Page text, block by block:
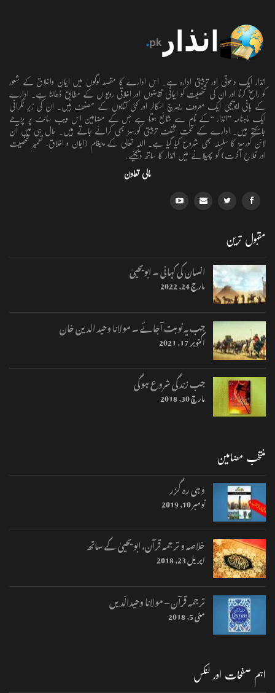
انذار ایک دعوتی اور تربیتی ادارہ ہے۔ اس ادارے کا مقصد لوگوں میں ایمان واخلاق کے شعور
کو راسخ کرنا اور ان کی شخصیت کو ایمانی تقاضوں اور اخلاقی رویو ں کے مطابق ڈھالنا ہے۔ ادارے
کے بانی ابویحییٰ ایک معروف ریسرچ اسکالر اور کئی کتابوں کے مصنف ہیں۔ ان کی زیر نگرانی
ایک ماہنامہ ’’انذار ‘‘کے نام سے شائع ہوتا ہے جس کے مضامین اس ویب سائٹ پر پڑھے
جاسکتے ہیں۔ ادارے کے تحت مختلف تربیتی کورسز بھی کرائے جاتے ہیں۔ حال ہی میں آن
لائن کورسز کا سلسلہ بھی شروع کیا گیا ہے۔ اللہ تعالٰی کے پیغام (ایمان و اخلاق، تعمیرِ شخصیت
اور فلاحِ آخرت) کو پھیلانے میں انذار کا ساتھ دیجئیے.
مالی تعاون
مقبول ترین
انسان کی کہانی ۔ ابویحییٰ
مارچ 24, 2022
جب یہ نوبت آجائے ۔ مولانا وحید الدین خان
اکتوبر 17, 2021
جب زندگی شروع ہوگی
مارچ 30, 2018
منتخب مضامین
وہی رہ گزر
نومبر 10, 2019
خلاصہ و ترجمہ قرآن، ابو یحییٰ کے ساتھ
اپریل 23, 2018
ترجمہ قرآن – مولانا وحیدالّدیں
مئی 5, 2018
اہم صفحات اور لنکس